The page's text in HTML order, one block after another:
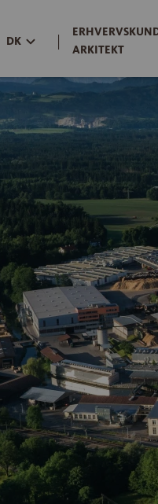
DK |
ARKITEKT